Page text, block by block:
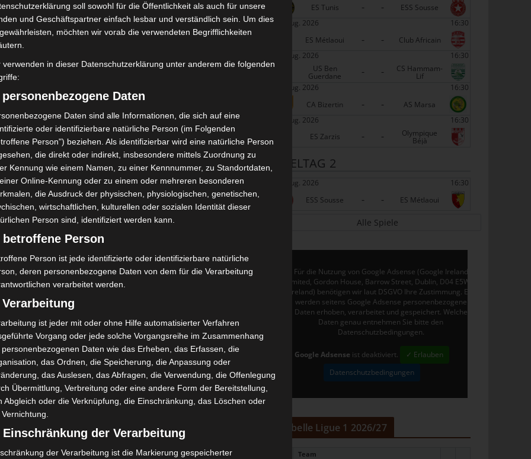
Spieler für den FIFA Arab Cup
FIFA 2025,FIFA,FIFA Arab Cup 2025,Qatar,Sami Trabelsi
Sami Trabelsi für den FIFA Arab Cup nominiert wurden,
ES Tunis
- -
ESS Sousse
22 Aug. 2026
16:30
ES Métlaoui
- -
Club Africain
22 Aug. 2026
16:30
US Ben
Guerdane - - CS Hammam-
Lif
22 Aug. 2026
16:30
CA Bizertin
- -
AS Marsa
22 Aug. 2026
16:30
ES Zarzis
- - Olympique
Béjà
SPIELTAG 2
29 Aug. 2026
16:30
ESS Sousse
- - ES Métlaoui
Alle Spiele
Für die Nutzung von Google Adsense (Google Ireland
Limited, Gordon House, Barrow Street, Dublin, D04 E5W5,
Ireland) benötigen wir laut DSGVO Ihre Zustimmung. Es
werden seitens Google Adsense personenbezogene
Daten erhoben, verarbeitet und gespeichert. Welche
Daten genau entnehmen Sie bitte den
Datenschutzbedingungen.
Google Adsense ist deaktiviert.
✓ Erlauben
Datenschutzbedingungen
Tabelle Ligue 1 2026/27
Team
soll sowohl für die Öffentlichkeit als auch für unsere
und Geschäftspartner einfach lesbar und verständlich sein. Um dies
möchten wir vorab die verwendeten Begrifflichkeiten
verwenden in dieser Datenschutzerklärung unter anderem die folgenden
personenbezogene Daten
Daten sind alle Informationen, die sich auf eine
oder identifizierbare natürliche Person (im Folgenden
Person") beziehen. Als identifizierbar wird eine natürliche Person
die direkt oder indirekt, insbesondere mittels Zuordnung zu
Kennung wie einem Namen, zu einer Kennnummer, zu Standortdaten,
Online-Kennung oder zu einem oder mehreren besonderen
die Ausdruck der physischen, physiologischen, genetischen,
wirtschaftlichen, kulturellen oder sozialen Identität dieser
Person sind, identifiziert werden kann.
betroffene Person
Person ist jede identifizierte oder identifizierbare natürliche
deren personenbezogene Daten von dem für die Verarbeitung
verarbeitet werden.
ist jeder mit oder ohne Hilfe automatisierter Verfahren
Vorgang oder jede solche Vorgangsreihe im Zusammenhang
personenbezogenen Daten wie das Erheben, das Erfassen, die
das Ordnen, die Speicherung, die Anpassung oder
das Auslesen, das Abfragen, die Verwendung, die Offenlegung
Übermittlung, Verbreitung oder eine andere Form der Bereitstellung,
Abgleich oder die Verknüpfung, die Einschränkung, das Löschen oder
Einschränkung der Verarbeitung
der Verarbeitung ist die Markierung gespeicherter